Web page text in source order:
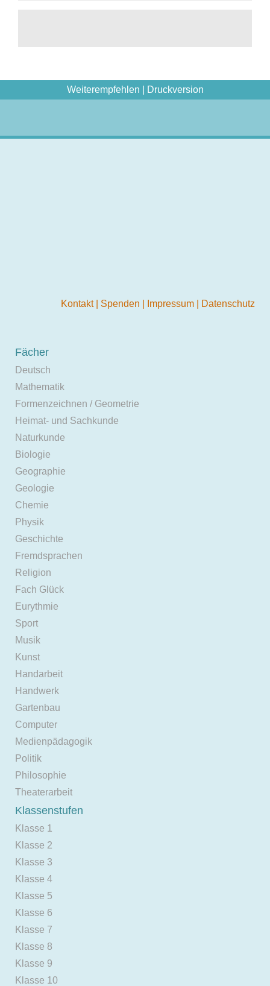
Weiterempfehlen Druckversion
Kontakt Spenden Impressum Datenschutz
Fächer
Deutsch
Mathematik
Formenzeichnen / Geometrie
Heimat- und Sachkunde
Naturkunde
Biologie
Geographie
Geologie
Chemie
Physik
Geschichte
Fremdsprachen
Religion
Fach Glück
Eurythmie
Sport
Musik
Kunst
Handarbeit
Handwerk
Gartenbau
Computer
Medienpädagogik
Politik
Philosophie
Theaterarbeit
Klassenstufen
Klasse 1
Klasse 2
Klasse 3
Klasse 4
Klasse 5
Klasse 6
Klasse 7
Klasse 8
Klasse 9
Klasse 10